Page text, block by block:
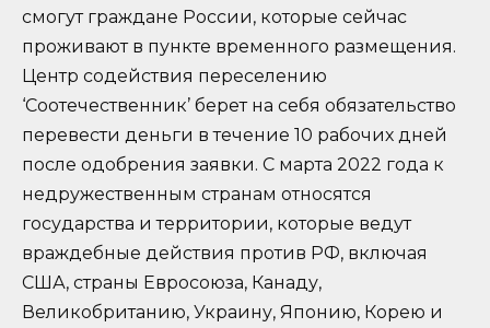
смогут граждане России, которые сейчас
проживают в пункте временного размещения.
Центр содействия переселению
‘Соотечественник’ берет на себя обязательство
перевести деньги в течение 10 рабочих дней
после одобрения заявки. С марта 2022 года к
недружественным странам относятся
государства и территории, которые ведут
враждебные действия против РФ, включая
США, страны Евросоюза, Канаду,
Великобританию, Украину, Японию, Корею и